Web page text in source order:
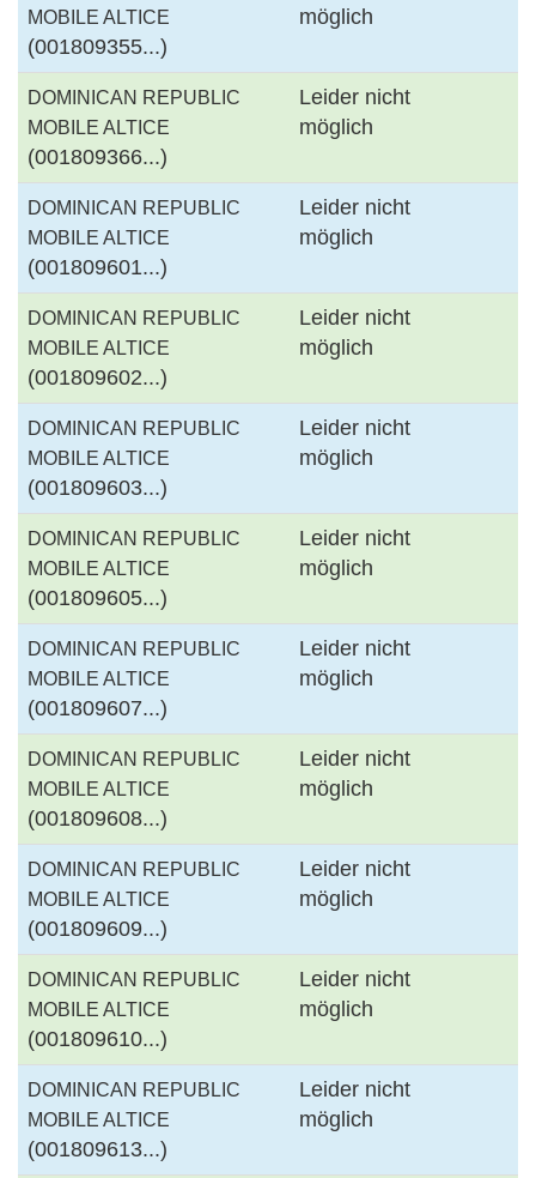
MOBILE ALTICE
(001809355...)
möglich
DOMINICAN REPUBLIC
MOBILE ALTICE
(001809366...)
Leider nicht
möglich
DOMINICAN REPUBLIC
MOBILE ALTICE
(001809601...)
Leider nicht
möglich
DOMINICAN REPUBLIC
MOBILE ALTICE
(001809602...)
Leider nicht
möglich
DOMINICAN REPUBLIC
MOBILE ALTICE
(001809603...)
Leider nicht
möglich
DOMINICAN REPUBLIC
MOBILE ALTICE
(001809605...)
Leider nicht
möglich
DOMINICAN REPUBLIC
MOBILE ALTICE
(001809607...)
Leider nicht
möglich
DOMINICAN REPUBLIC
MOBILE ALTICE
(001809608...)
Leider nicht
möglich
DOMINICAN REPUBLIC
MOBILE ALTICE
(001809609...)
Leider nicht
möglich
DOMINICAN REPUBLIC
MOBILE ALTICE
(001809610...)
Leider nicht
möglich
DOMINICAN REPUBLIC
MOBILE ALTICE
(001809613...)
Leider nicht
möglich